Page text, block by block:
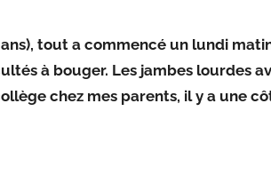
ans), tout a commencé un lundi
à bouger. Les jambes lourdes
chez mes parents, il y a une